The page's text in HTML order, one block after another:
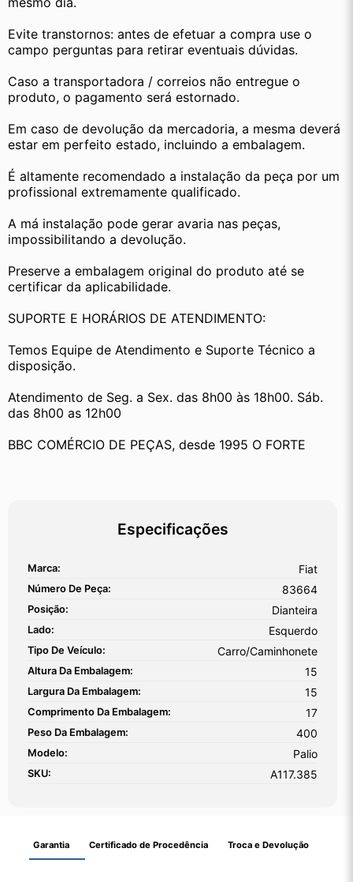
Evite transtornos: antes de efetuar a compra use o
campo perguntas para retirar eventuais dúvidas.
Caso a transportadora / correios não entregue o
produto, o pagamento será estornado.
Em caso de devolução da mercadoria, a mesma deverá
estar em perfeito estado, incluindo a embalagem.
É altamente recomendado a instalação da peça por um
profissional extremamente qualificado.
A má instalação pode gerar avaria nas peças,
impossibilitando a devolução.
Preserve a embalagem original do produto até se
certificar da aplicabilidade.
SUPORTE E HORÁRIOS DE ATENDIMENTO:
Temos Equipe de Atendimento e Suporte Técnico a
disposição.
Atendimento de Seg. a Sex. das 8h00 às 18h00. Sáb.
das 8h00 as 12h00
BBC COMÉRCIO DE PEÇAS, desde 1995 O FORTE
Especificações
Marca: Fiat
Número De Peça: 83664
Posição: Dianteira
Lado: Esquerdo
Tipo De Veículo: Carro/Caminhonete
Altura Da Embalagem: 15
Largura Da Embalagem: 15
Comprimento Da Embalagem: 17
Peso Da Embalagem: 400
Modelo: Palio
SKU: A117.385
Garantia Certificado de Procedência Troca e Devolução